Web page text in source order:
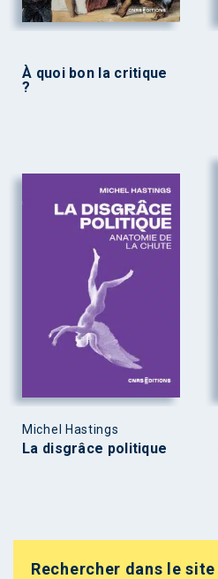
À quoi bon la critique
?
Michel Hastings
La disgrâce politique
Rechercher dans le site